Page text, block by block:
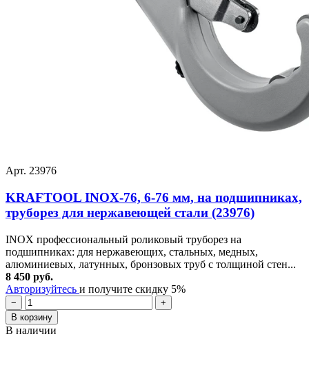
Арт. 23976
KRAFTOOL INOX-76, 6-76 мм, на подшипниках,
труборез для нержавеющей стали (23976)
INOX профессиональный роликовый труборез на
подшипниках: для нержавеющих, стальных, медных,
алюминиевых, латунных, бронзовых труб с толщиной стен...
8 450 руб.
Авторизуйтесь и получите скидку 5%
−
+
В корзину
В наличии